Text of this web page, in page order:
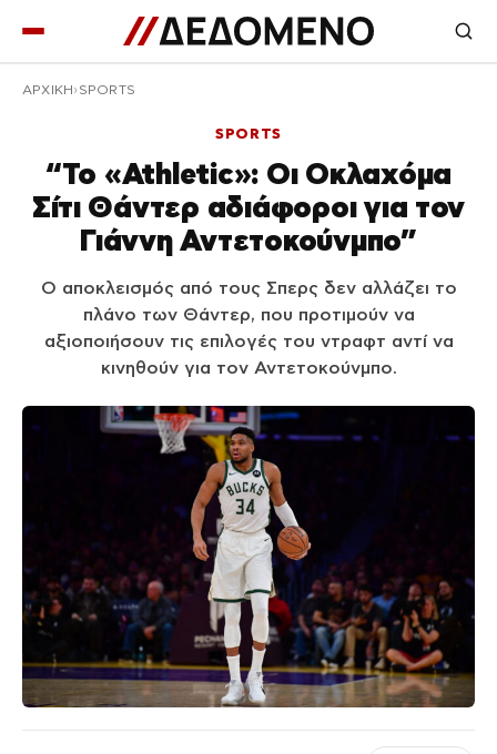
ΑΡΧΙΚΉ SPORTS
SPORTS
“Το «Athletic»: Οι Οκλαχόμα
Σίτι Θάντερ αδιάφοροι για τον
Γιάννη Αντετοκούνμπο”
Ο αποκλεισμός από τους Σπερς δεν αλλάζει το
πλάνο των Θάντερ, που προτιμούν να
αξιοποιήσουν τις επιλογές του ντραφτ αντί να
κινηθούν για τον Αντετοκούνμπο.